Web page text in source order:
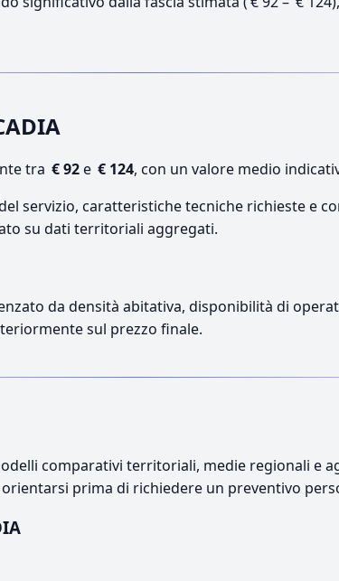
tra € 92e € 124, con un valore medio
servizio, caratteristiche tecniche richieste e
su dati territoriali aggregati.
da densità abitativa, disponibilità di
sul prezzo finale.
comparativi territoriali, medie regionali e
prima di richiedere un preventivo